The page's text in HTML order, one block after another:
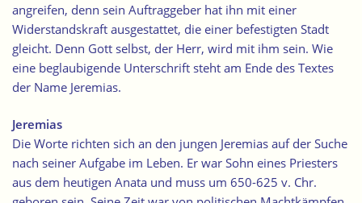
angreifen, denn sein Auftraggeber hat ihn mit einer
Widerstandskraft ausgestattet, die einer befestigten Stadt
gleicht. Denn Gott selbst, der Herr, wird mit ihm sein. Wie
eine beglaubigende Unterschrift steht am Ende des Textes
der Name Jeremias.
Jeremias
Die Worte richten sich an den jungen Jeremias auf der Suche
nach seiner Aufgabe im Leben. Er war Sohn eines Priesters
aus dem heutigen Anata und muss um 650-625 v. Chr.